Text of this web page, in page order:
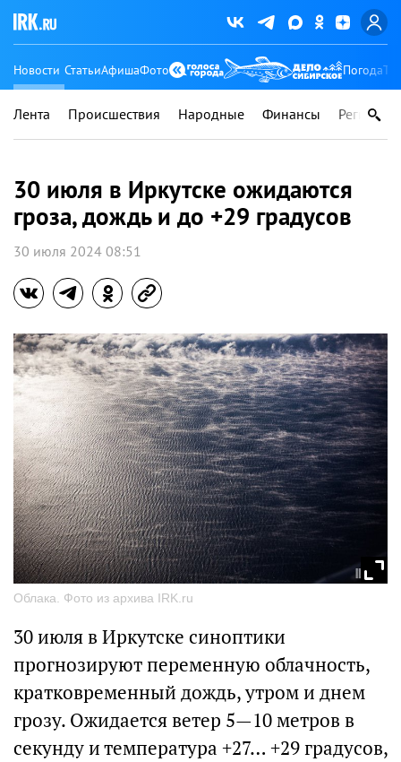
Новости СтатьиАфишаФото Погода
Лента Происшествия Народные Финансы Регионы
30 июля в Иркутске ожидаются
гроза, дождь и до +29 градусов
30 июля 2024 08:51
Облака. Фото из архива IRK.ru
30 июля в Иркутске синоптики
прогнозируют переменную облачность,
кратковременный дождь, утром и днем
грозу. Ожидается ветер 5—10 метров в
секунду и температура +27… +29 градусов,